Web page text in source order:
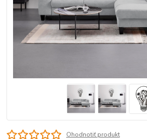
Ohodnotiť produkt